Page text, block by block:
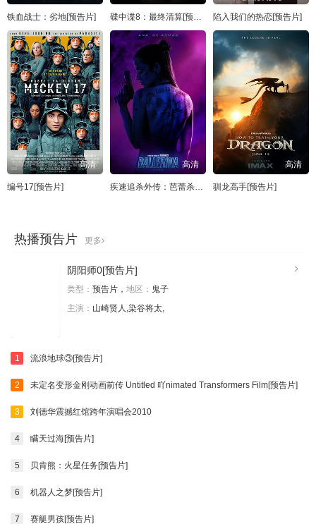
铁血战士：劣地[预告片] 碟中谍8：最终清算[预告片] 陷入我们的热恋[预告片]
高清
编号17[预告片]
高清
疾速追杀外传：芭蕾杀姬[预告片]
高清
驯龙高手[预告片]
热播预告片 更多
阴阳师0[预告片]
类型： 预告片， 地区： 鬼子
主演： 山崎贤人,染谷将太,
1 流浪地球③[预告片]
2 未定名变形金刚动画前传 Untitled 吖nimated Transformers Film[预告片]
3 刘德华震撼红馆跨年演唱会2010
4 瞒天过海[预告片]
5 贝肯熊：火星任务[预告片]
6 机器人之梦[预告片]
7 赛艇男孩[预告片]